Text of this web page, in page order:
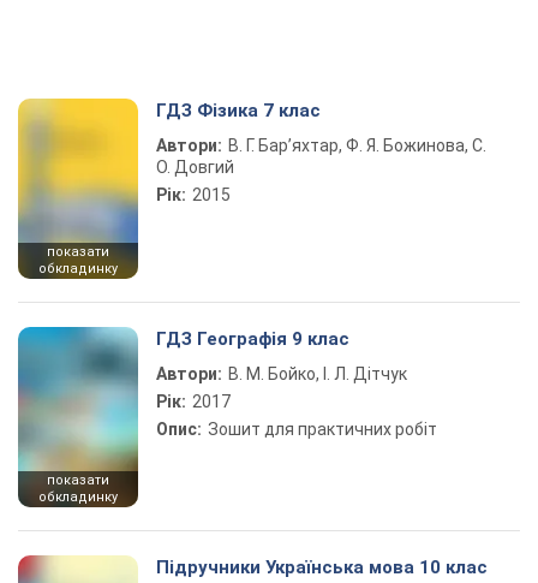
показати
обкладинку
ГДЗ Фізика 7 клас
Автори: В. Г. Бар’яхтар, Ф. Я. Божинова, С.
О. Довгий
Рік: 2015
показати
обкладинку
ГДЗ Географія 9 клас
Автори: В. М. Бойко, І. Л. Дітчук
Рік: 2017
Опис: Зошит для практичних робіт
Підручники Українська мова 10 клас